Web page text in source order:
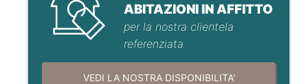
ABITAZIONI IN AFFITTO
per la nostra clientela
referenziata
VEDI LA NOSTRA DISPONIBILITA'